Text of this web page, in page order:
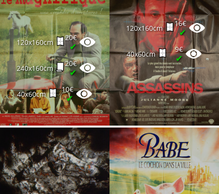
120x160cm
20€
✔
240x160cm
20€
✔
40x60cm
10€
✔
120x160cm
16€
✔
40x60cm
9€
✔